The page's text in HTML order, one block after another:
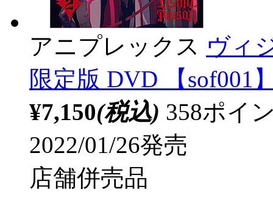
アニプレックス ヴィ
限定版 DVD 【sof001
¥7,150(税込) 358ポイ
2022/01/26発売
店舗併売品